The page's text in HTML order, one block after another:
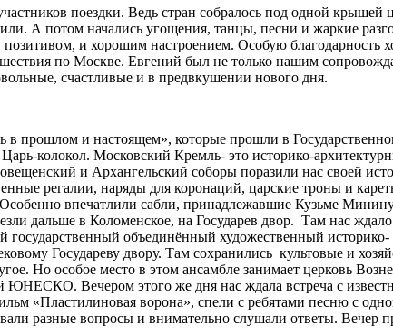
поездки. Ведь стран собралось под одной
А потом начались угощения, танцы, песни и жаркие
и хорошим настроением. Особую благодарность
по Москве. Евгений был не только нашим
счастливые и в предвкушении нового дня.
прошлом и настоящем», которые прошли в
колокол. Московский Кремль- это историко-
и Архангельский соборы поразили нас своей
регалии, наряды для коронаций, царские троны и
Особенно впечатлили сабли, принадлежавшие Кузьме
дальше в Коломенское, на Государев двор. Там нас ждало
объединённый художественный
Государеву двору. Там сохранились культовые и
Но особое место в этом ансамбле занимает церковь
ЮНЕСКО. Вечером этого же дня нас ждала встреча с
«Пластилиновая ворона», спели с ребятами песню с
разные вопросы и внимательно слушали ответы. Вечер